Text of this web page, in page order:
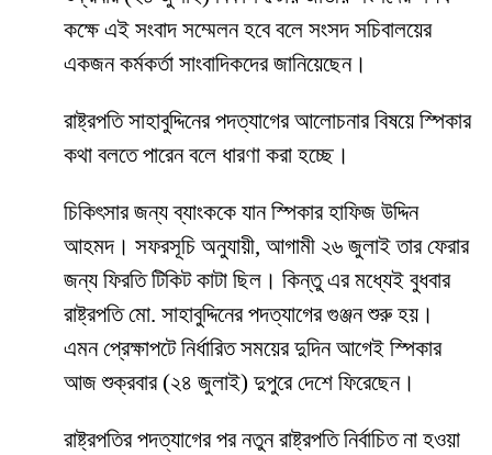
কক্ষে এই সংবাদ সম্মেলন হবে বলে সংসদ সচিবালয়ের
একজন কর্মকর্তা সাংবাদিকদের জানিয়েছেন।
রাষ্ট্রপতি সাহাবুদ্দিনের পদত্যাগের আলোচনার বিষয়ে স্পিকার
কথা বলতে পারেন বলে ধারণা করা হচ্ছে।
চিকিৎসার জন্য ব্যাংককে যান স্পিকার হাফিজ উদ্দিন
আহমদ। সফরসূচি অনুযায়ী, আগামী ২৬ জুলাই তার ফেরার
জন্য ফিরতি টিকিট কাটা ছিল। কিন্তু এর মধ্যেই বুধবার
রাষ্ট্রপতি মো. সাহাবুদ্দিনের পদত্যাগের গুঞ্জন শুরু হয়।
এমন প্রেক্ষাপটে নির্ধারিত সময়ের দুদিন আগেই স্পিকার
আজ শুক্রবার (২৪ জুলাই) দুপুরে দেশে ফিরেছেন।
রাষ্ট্রপতির পদত্যাগের পর নতুন রাষ্ট্রপতি নির্বাচিত না হওয়া